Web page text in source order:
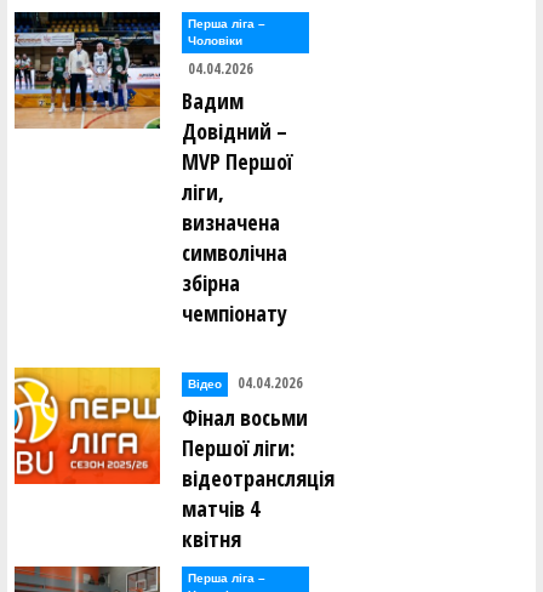
Перша лiга –
Чоловiки
04.04.2026
Вадим
Довідний –
MVP Першої
ліги,
визначена
символічна
збірна
чемпіонату
Відео 04.04.2026
Фінал восьми
Першої ліги:
відеотрансляція
матчів 4
квітня
Перша лiга –